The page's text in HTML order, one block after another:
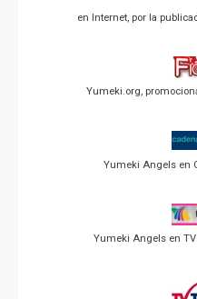
en Internet, por la
Yumeki.org,
Yumeki Angels en
Yumeki Angels en